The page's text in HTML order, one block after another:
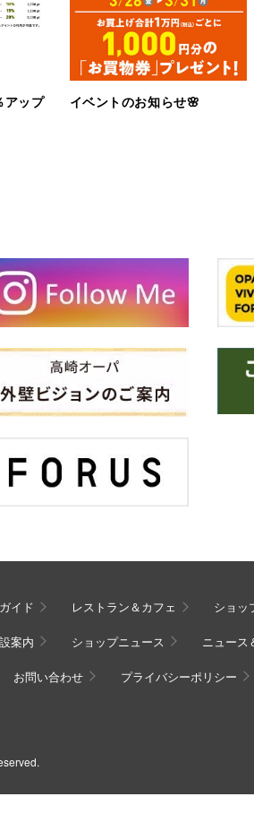
ップ
イベントのお知らせ🌸
イド レストラン＆カフェ ショッ
案内 ショップニュース ニュース
お問い合わせ プライバシーポリシー